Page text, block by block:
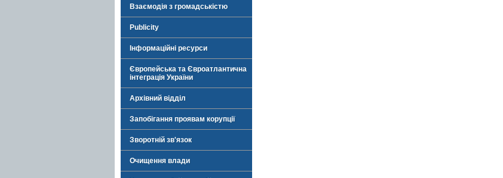
Взаємодія з громадськістю
Publicity
Інформаційні ресурси
Європейська та Євроатлантична
інтеграція України
Архівний відділ
Запобігання проявам корупції
Зворотній зв'язок
Очищення влади